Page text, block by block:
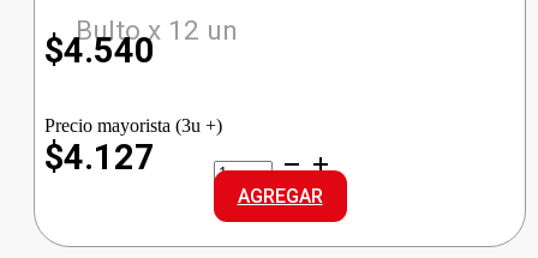
Bulto x 12 un
$4.540
Precio mayorista (3u +)
$4.127
MAZOLA
ACEITE
MAIZ
PET
cantidad
AGREGAR